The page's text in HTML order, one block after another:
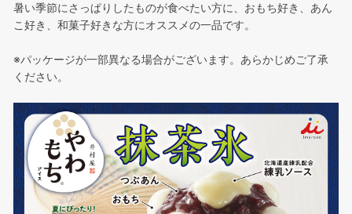
暑い季節にさっぱりしたものが食べたい方に、おもち好き、あん
こ好き、和菓子好きな方にオススメの一品です。
※パッケージが一部異なる場合がございます。あらかじめご了承
ください。